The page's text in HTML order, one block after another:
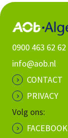
0900 463 62 62
info@aob.nl
CONTACT
PRIVACY
Volg ons:
FACEBOOK